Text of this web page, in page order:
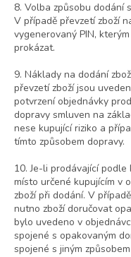
8. Volba způsobu dodání
V případě převzetí zboží
vygenerovaný PIN,
prokázat.
9. Náklady na dodání
převzetí zboží jsou
potvrzení objednávky
dopravy smluven na
nese kupující riziko a
tímto způsobem dopravy.
10. Je-li prodávající
místo určené kupujícím v
zboží při dodání. V
nutno zboží doručovat
bylo uvedeno v
spojené s opakovaným
spojené s jiným